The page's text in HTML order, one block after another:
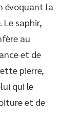
évoquant la
saphir,
au
et de
pierre,
qui le
et de